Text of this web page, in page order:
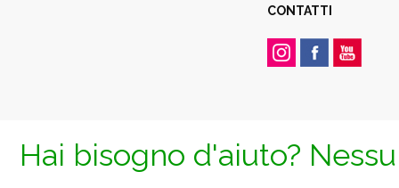
CONTATTI
Hai bisogno d'aiuto?